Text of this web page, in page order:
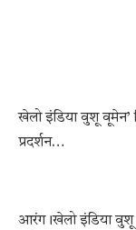
खेलो इंडिया वुशू वूमेन’
प्रदर्शन…
आरंग।खेलो इंडिया वुशू